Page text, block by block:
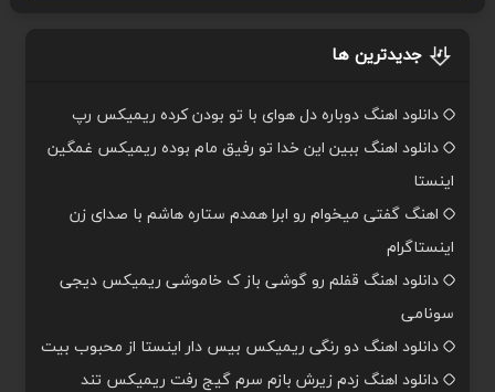
جدیدترین ها
دانلود اهنگ دوباره دل هوای با تو بودن کرده ریمیکس رپ
دانلود اهنگ ببین این خدا تو رفیق مام بوده ریمیکس غمگین
اینستا
اهنگ گفتی میخوام رو ابرا همدم ستاره هاشم با صدای زن
اینستاگرام
دانلود اهنگ قفلم رو گوشی باز ک خاموشی ریمیکس دیجی
سونامی
دانلود اهنگ دو رنگی ریمیکس بیس دار اینستا از محبوب بیت
دانلود اهنگ زدم زیرش بازم سرم گیج رفت ریمیکس تند